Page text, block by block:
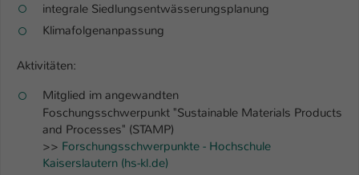
integrale Siedlungsentwässerungsplanung
Klimafolgenanpassung
Aktivitäten:
Mitglied im angewandten
Foschungsschwerpunkt "Sustainable Materials Products
and Processes" (STAMP)
>> Forschungsschwerpunkte - Hochschule
Kaiserslautern (hs-kl.de)
Zweck
Einstellungen. Unter anderem eine zufällig
Speicherung Ihrer vorgenommen
Name fe_typo_user / PHPSESSID
Anbieter TYPO3